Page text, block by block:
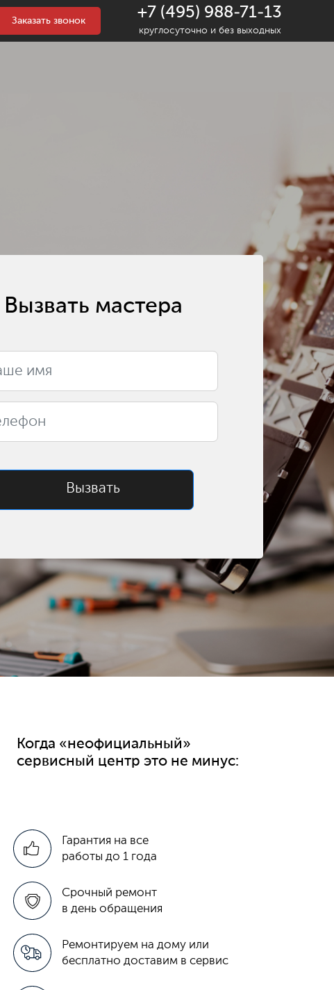
Заказать звонок +7 (495) 988-71-13
круглосуточно и без выходных
Вызвать мастера
Вызвать
Когда «неофициальный»
сервисный центр это не минус:
Гарантия на все
работы до 1 года
Срочный ремонт
в день обращения
Ремонтируем на дому или
бесплатно доставим в сервис